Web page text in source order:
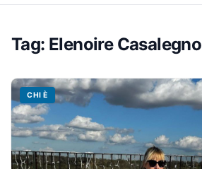
Tag: Elenoire Casalegno
CHI È